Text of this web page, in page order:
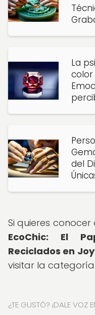
La
color
del
Si quieres
EcoChic: El
Reciclados en
visitar la categoría
¿TE GUSTÓ? ¡DALE VOZ